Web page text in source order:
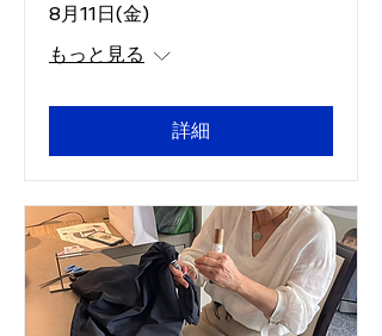
8月11日(金)
もっと見る
詳細